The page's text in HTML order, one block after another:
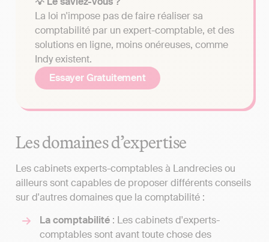
La loi n'impose pas de faire réaliser sa
comptabilité par un expert-comptable, et des
solutions en ligne, moins onéreuses, comme
Indy existent.
Essayer Gratuitement
Les domaines d’expertise
Les cabinets experts-comptables à Landrecies ou
ailleurs sont capables de proposer différents conseils
sur d'autres domaines que la comptabilité :
La comptabilité : Les cabinets d'experts-
comptables sont avant toute chose des